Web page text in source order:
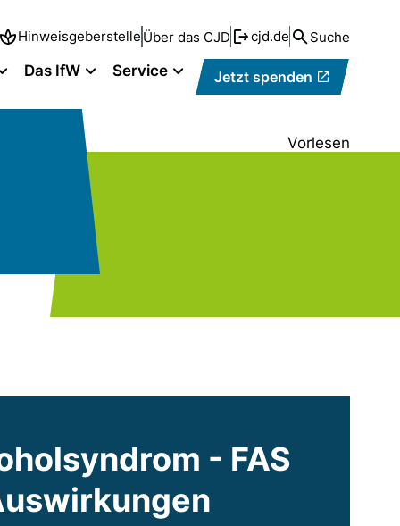
Hinweisgeberstelle Über das CJD cjd.de Suche
Jetzt spenden
Das IfW Service
Vorlesen
- FAS